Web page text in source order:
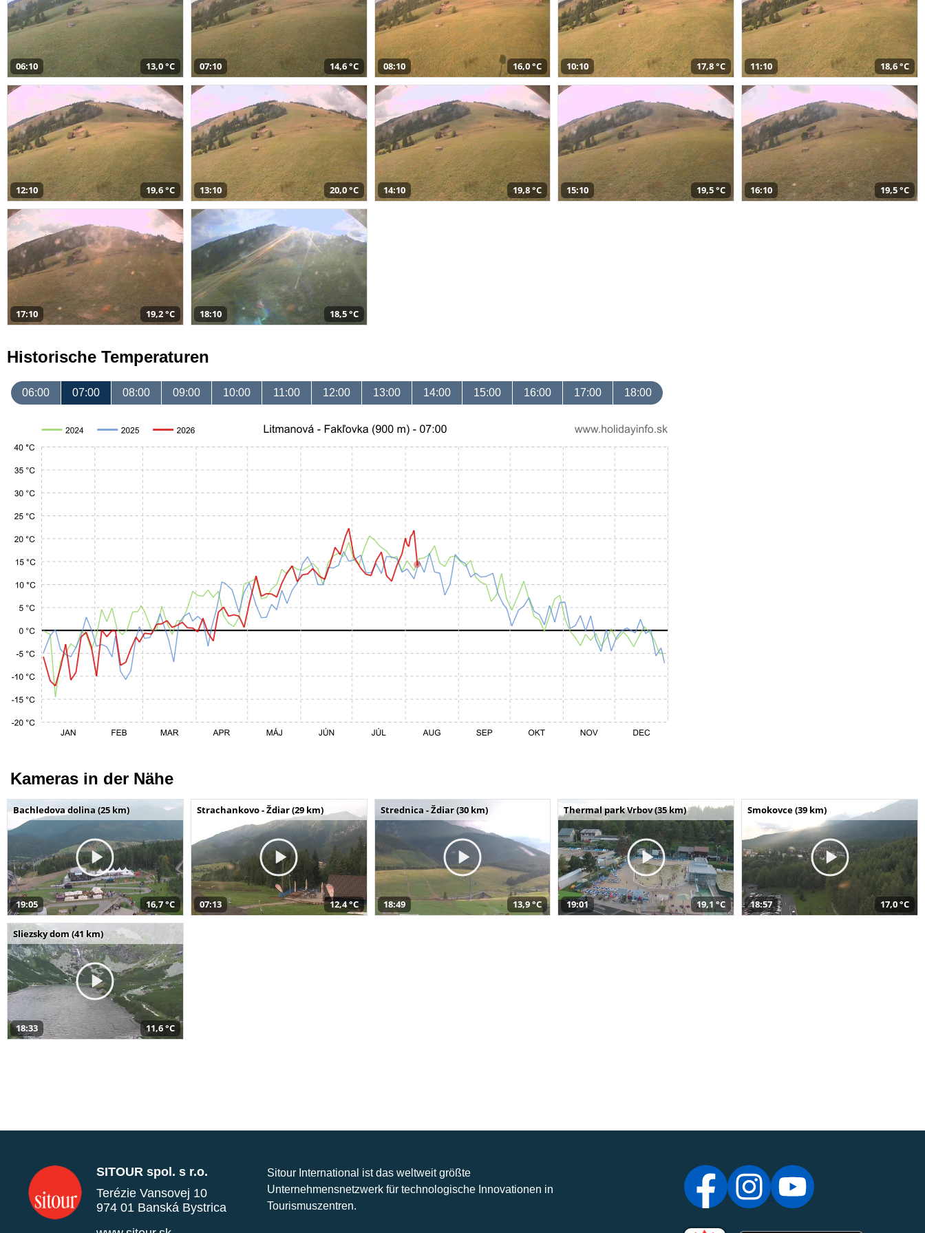
06:10 13,0 °C 07:10 14,6 °C 08:10 16,0 °C 10:10 17,8 °C 11:10 18,6 °C
12:10 19,6 °C 13:10 20,0 °C 14:10 19,8 °C 15:10 19,5 °C 16:10 19,5 °C
17:10 19,2 °C 18:10 18,5 °C
Historische Temperaturen
06:00 07:00 08:00 09:00 10:00 11:00 12:00 13:00 14:00 15:00 16:00 17:00 18:00
Kameras in der Nähe
Bachledova dolina (25 km)
19:05 16,7 °C
Strachankovo - Ždiar (29 km)
07:13 12,4 °C
Strednica - Ždiar (30 km)
18:49 13,9 °C
Thermal park Vrbov (35 km)
19:01 19,1 °C
Smokovce (39 km)
18:57 17,0 °C
Sliezsky dom (41 km)
18:33 11,6 °C
SITOUR spol. s r.o.
Terézie Vansovej 10
974 01 Banská Bystrica
Sitour International ist das weltweit größte
Unternehmensnetzwerk für technologische Innovationen in
Tourismuszentren.